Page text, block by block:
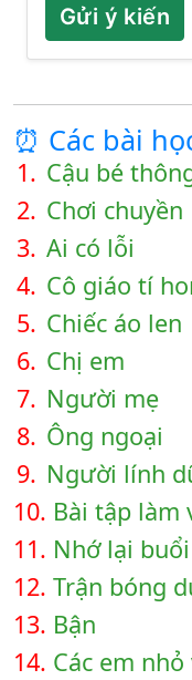
Gửi ý kiến
⏰ Các bài
1. Cậu bé
2. Chơi chuyền
3. Ai có lỗi
4. Cô giáo tí
5. Chiếc áo len
6. Chị em
7. Người mẹ
8. Ông ngoại
9. Người lính
10. Bài tập làm
11. Nhớ lại
12. Trận bóng
13. Bận
14. Các em